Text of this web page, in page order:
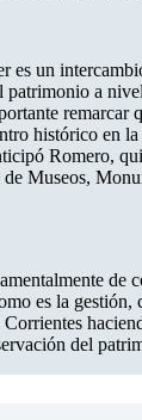
es un
a
remarcar
histórico en
Romero,
Museos,
de
es la gestión,
del